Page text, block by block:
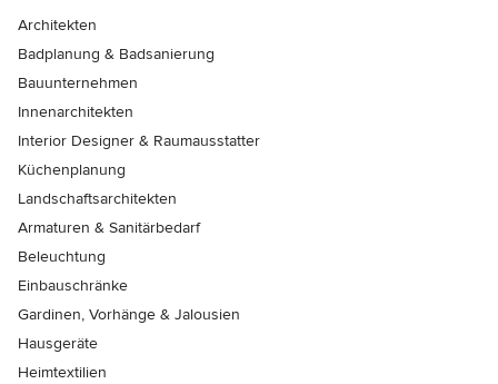
Architekten
Badplanung & Badsanierung
Bauunternehmen
Innenarchitekten
Interior Designer & Raumausstatter
Küchenplanung
Landschaftsarchitekten
Armaturen & Sanitärbedarf
Beleuchtung
Einbauschränke
Gardinen, Vorhänge & Jalousien
Hausgeräte
Heimtextilien